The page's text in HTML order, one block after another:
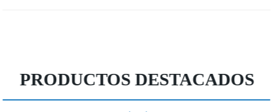
PRODUCTOS DESTACADOS